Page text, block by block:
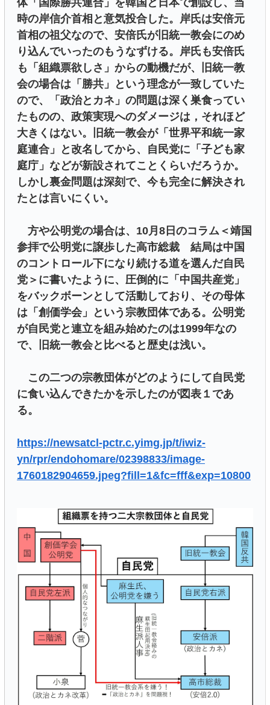
体「国際勝共連合」を韓国と日本で創設し、当
時の岸信介首相と意気投合した。岸氏は安倍元
首相の祖父なので、安倍氏が旧統一教会にのめ
り込んでいったのもうなずける。岸氏も安倍氏
も「組織票欲しさ」からの動機だが、旧統一教
会の場合は「勝共」という理念が一致していた
ので、「政治とカネ」の問題は深く巣食ってい
たものの、政策実現へのダメージは，それほど
大きくはない。旧統一教会が「世界平和統一家
庭連合」と改名してから、自民党に「子ども家
庭庁」などが新設されてことくらいだろうか。
しかし裏金問題は深刻で、今も完全に解決され
たとは言いにくい。
方や公明党の場合は、10月8日のコラム＜靖国
参拝で公明党に譲歩した高市総裁 結局は中国
のコントロール下になり続ける道を選んだ自民
党＞に書いたように、圧倒的に「中国共産党」
をバックボーンとして活動しており、その母体
は「創価学会」という宗教団体である。公明党
が自民党と連立を組み始めたのは1999年なの
で、旧統一教会と比べると歴史は浅い。
この二つの宗教団体がどのようにして自民党
に食い込んできたかを示したのが図表１であ
る。
https://newsatcl-pctr.c.yimg.jp/t/iwiz-
yn/rpr/endohomare/02398833/image-
1760182904659.jpeg?fill=1&fc=fff&exp=10800